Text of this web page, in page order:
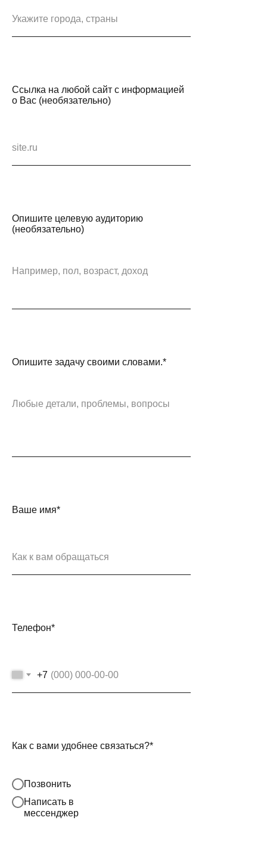
Ссылка на любой сайт с информацией
о Вас (необязательно)
Опишите целевую аудиторию
(необязательно)
Опишите задачу своими словами.*
Ваше имя*
Телефон*
+7
Как с вами удобнее связаться?*
Позвонить
Написать в
мессенджер